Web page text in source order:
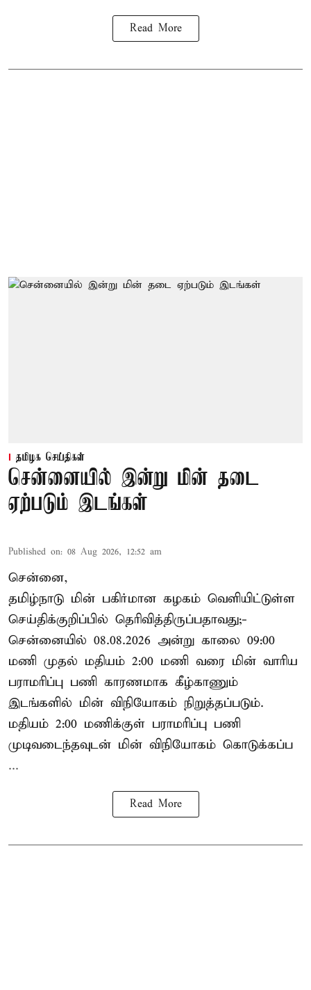
Read More
தமிழக செய்திகள்
சென்னையில் இன்று மின் தடை
ஏற்படும் இடங்கள்
Published on: 08 Aug 2026, 12:52 am
சென்னை,
தமிழ்நாடு மின் பகிர்மான கழகம் வெளியிட்டுள்ள
செய்திக்குறிப்பில் தெரிவித்திருப்பதாவது;-
சென்னையில் 08.08.2026 அன்று காலை 09:00
மணி முதல் மதியம் 2:00 மணி வரை மின் வாரிய
பராமரிப்பு பணி காரணமாக கீழ்காணும்
இடங்களில் மின் விநியோகம் நிறுத்தப்படும்.
மதியம் 2:00 மணிக்குள் பராமரிப்பு பணி
முடிவடைந்தவுடன் மின் விநியோகம் கொடுக்கப்ப
...
Read More